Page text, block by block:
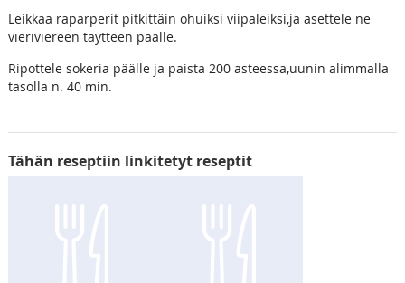
Leikkaa raparperit pitkittäin ohuiksi viipaleiksi,ja asettele ne
vieriviereen täytteen päälle.
Ripottele sokeria päälle ja paista 200 asteessa,uunin alimmalla
tasolla n. 40 min.
Tähän reseptiin linkitetyt reseptit